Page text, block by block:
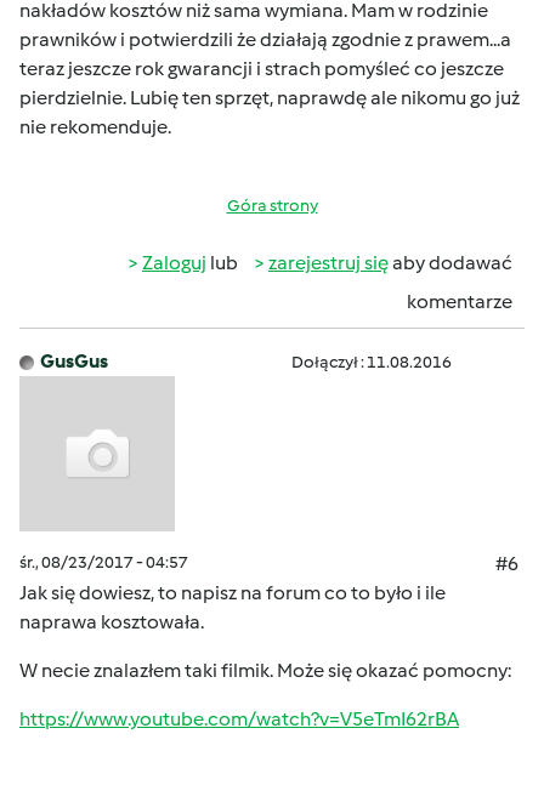
nakładów kosztów niż sama wymiana. Mam w rodzinie
prawników i potwierdzili że działają zgodnie z prawem...a
teraz jeszcze rok gwarancji i strach pomyśleć co jeszcze
pierdzielnie. Lubię ten sprzęt, naprawdę ale nikomu go już
nie rekomenduje.
Góra strony
Zaloguj lub zarejestruj sięaby dodawać
komentarze
GusGus Dołączył : 11.08.2016
śr., 08/23/2017 - 04:57
#6
Jak się dowiesz, to napisz na forum co to było i ile
naprawa kosztowała.
W necie znalazłem taki filmik. Może się okazać pomocny:
https://www.youtube.com/watch?v=V5eTmI62rBA